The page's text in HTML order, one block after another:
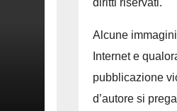
diritti riservati.
Alcune
Internet e
pubblicazione
d’autore si